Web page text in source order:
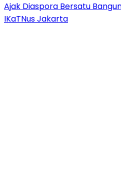
Ajak Diaspora Bersatu
IKaTNus Jakarta